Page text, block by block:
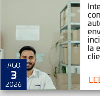
AGO
3
2026
la